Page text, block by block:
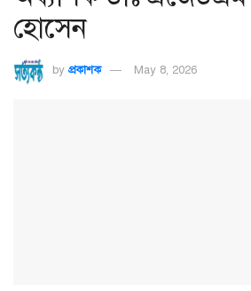
হোসেন
by প্রকাশক May 8, 2026